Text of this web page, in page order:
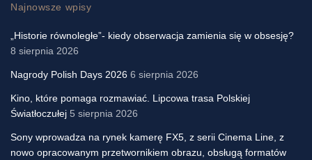
Najnowsze wpisy
„Historie równoległe”- kiedy obserwacja zamienia się w obsesję?
8 sierpnia 2026
Nagrody Polish Days 2026 6 sierpnia 2026
Kino, które pomaga rozmawiać. Lipcowa trasa Polskiej
Światłoczułej 5 sierpnia 2026
Sony wprowadza na rynek kamerę FX5, z serii Cinema Line, z
nowo opracowanym przetwornikiem obrazu, obsługą formatów